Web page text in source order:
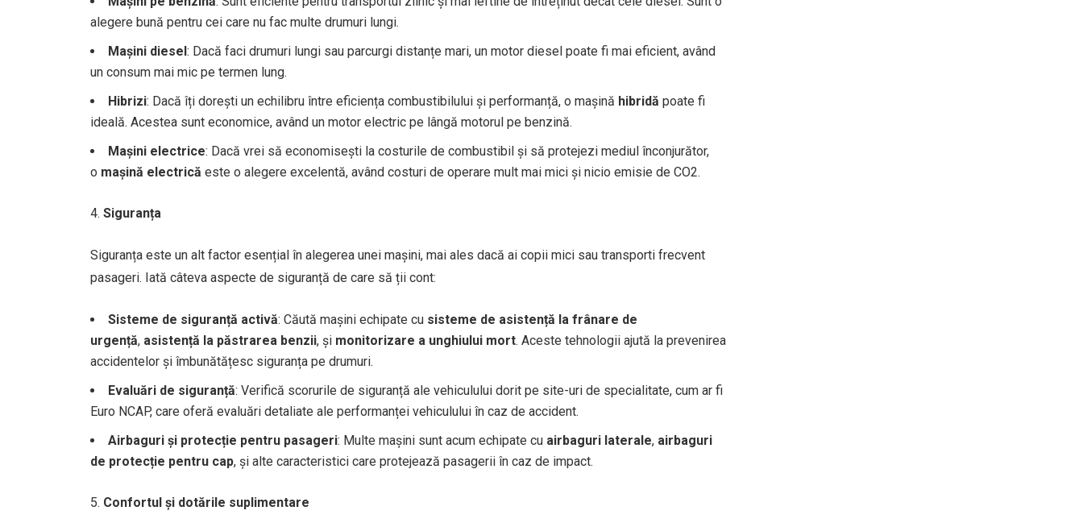
alegere bună pentru cei care nu fac multe drumuri lungi.
Mașini diesel: Dacă faci drumuri lungi sau parcurgi distanțe mari, un motor diesel poate fi mai eficient, având
un consum mai mic pe termen lung.
Hibrizi: Dacă îți dorești un echilibru între eficiența combustibilului și performanță, o mașină hibridă poate fi
ideală. Acestea sunt economice, având un motor electric pe lângă motorul pe benzină.
Mașini electrice: Dacă vrei să economisești la costurile de combustibil și să protejezi mediul înconjurător,
o mașină electrică este o alegere excelentă, având costuri de operare mult mai mici și nicio emisie de CO2.
Siguranța
Siguranța este un alt factor esențial în alegerea unei mașini, mai ales dacă ai copii mici sau transporti frecvent
pasageri. Iată câteva aspecte de siguranță de care să ții cont:
Sisteme de siguranță activă: Căută mașini echipate cu sisteme de asistență la frânare de
urgență, asistență la păstrarea benzii, și monitorizare a unghiului mort. Aceste tehnologii ajută la prevenirea
accidentelor și îmbunătățesc siguranța pe drumuri.
Evaluări de siguranță: Verifică scorurile de siguranță ale vehiculului dorit pe site-uri de specialitate, cum ar fi
Euro NCAP, care oferă evaluări detaliate ale performanței vehiculului în caz de accident.
Airbaguri și protecție pentru pasageri: Multe mașini sunt acum echipate cu airbaguri laterale, airbaguri
de protecție pentru cap, și alte caracteristici care protejează pasagerii în caz de impact.
Confortul și dotările suplimentare